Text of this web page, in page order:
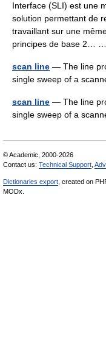
Interface (SLI) est une
solution permettant de
travaillant sur une
principes de base 2…
scan line — The line
single sweep of a
scan line — The line
single sweep of a
© Academic, 2000-2026
Contact us: Technical Support
Dictionaries export , created on
MODx.